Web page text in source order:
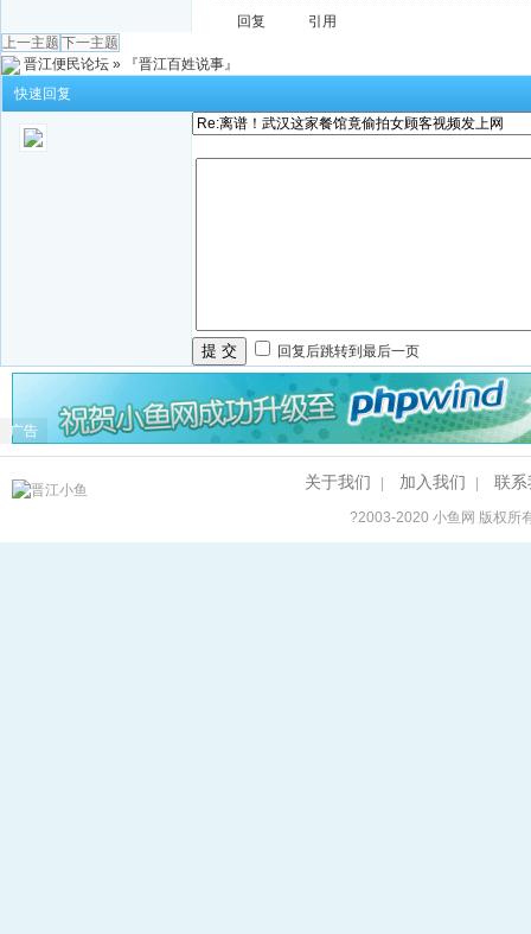
回复
引用
上一主题 下一主题
晋江便民论坛 »
『晋江百姓说事』
快速回复
提 交 回复后跳转到最后一页
广告
关于我们 加入我们 联系
?2003-2020小鱼网 版权所